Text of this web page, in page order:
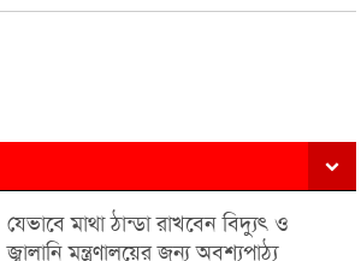
যেভাবে মাথা ঠান্ডা রাখবেন বিদ্যুৎ ও
জ্বালানি মন্ত্রণালয়ের জন্য অবশ্যপাঠ্য